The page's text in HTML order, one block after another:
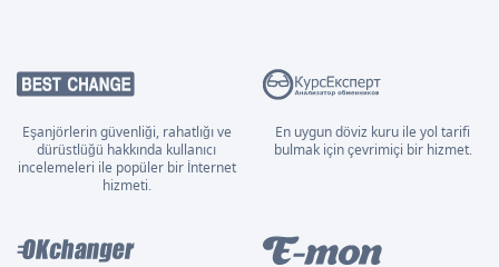
Eşanjörlerin güvenliği, rahatlığı ve
dürüstlüğü hakkında kullanıcı
incelemeleri ile popüler bir İnternet
hizmeti.
En uygun döviz kuru ile yol tarifi
bulmak için çevrimiçi bir hizmet.